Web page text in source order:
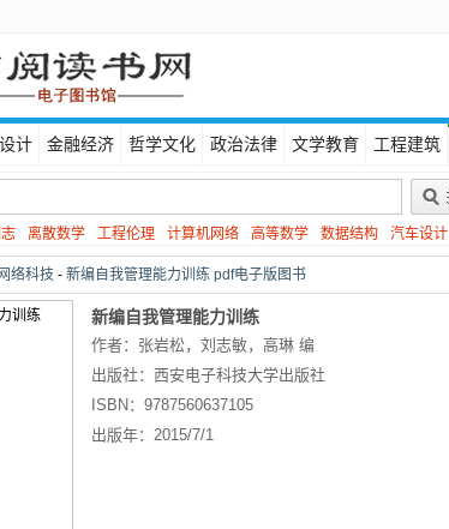
计 金融经济 哲学文化 政治法律 文学教育 工程建筑
离散数学 工程伦理 计算机网络 高等数学 数据结构
汽车设计
网络科技 - 新编自我管理能力训练 pdf电子版图书
新编自我管理能力训练
作者：张岩松，刘志敏，高琳 编
出版社： 西安电子科技大学出版社
ISBN： 9787560637105
出版年： 2015/7/1